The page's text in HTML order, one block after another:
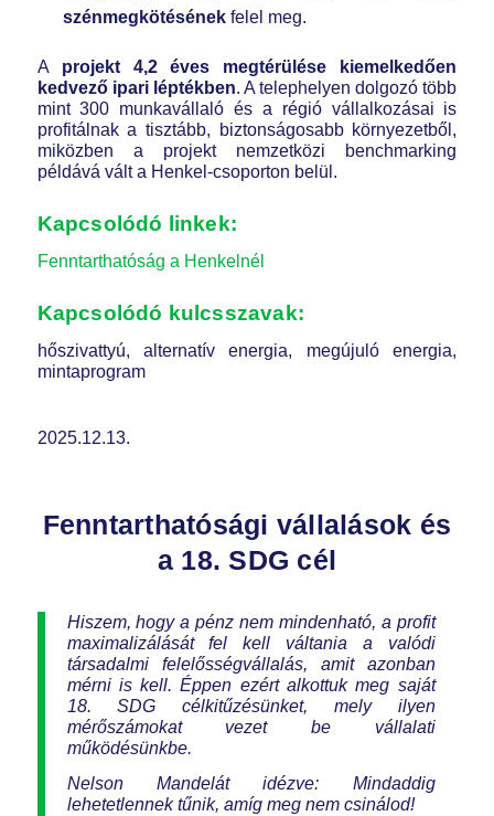
szénmegkötésénekfelel meg.
A projekt 4,2 éves megtérülése kiemelkedően
kedvező ipari léptékben. A telephelyen dolgozó több
mint 300 munkavállaló és a régió vállalkozásai is
profitálnak a tisztább, biztonságosabb környezetből,
miközben a projekt nemzetközi benchmarking
példává vált a Henkel-csoporton belül.
Kapcsolódó linkek:
Fenntarthatóság a Henkelnél
Kapcsolódó kulcsszavak:
hőszivattyú, alternatív energia, megújuló energia,
mintaprogram
2025.12.13.
Fenntarthatósági vállalások és
a 18. SDG cél
Hiszem, hogy a pénz nem mindenható, a profit
maximalizálását fel kell váltania a valódi
társadalmi felelősségvállalás, amit azonban
mérni is kell. Éppen ezért alkottuk meg saját
18. SDG célkitűzésünket, mely ilyen
mérőszámokat vezet be vállalati
működésünkbe.
Nelson Mandelát idézve: Mindaddig
lehetetlennek tűnik, amíg meg nem csinálod!